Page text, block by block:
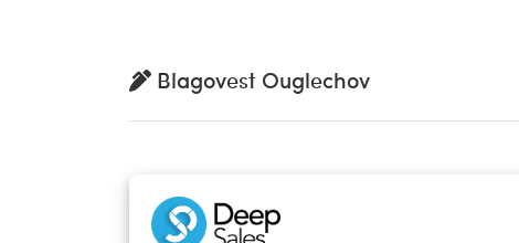
Blagovest Ouglechov